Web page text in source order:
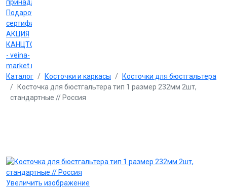
принадлежности
Подарочные
сертификаты
АКЦИЯ
КАНЦТОВАРЫ
- veina-
market.ru
Каталог
Косточки и каркасы
Косточки для бюстгальтера
Косточка для бюстгальтера тип 1 размер 232мм 2шт,
стандартные // Россия
Увеличить изображение